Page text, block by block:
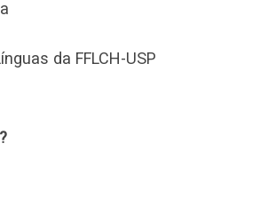
da FFLCH-USP